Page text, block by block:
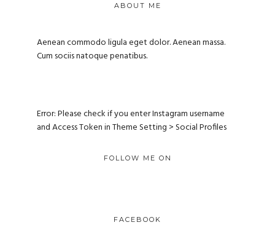
ABOUT ME
Aenean commodo ligula eget dolor. Aenean massa.
Cum sociis natoque penatibus.
Error: Please check if you enter Instagram username
and Access Token in Theme Setting > Social Profiles
FOLLOW ME ON
FACEBOOK